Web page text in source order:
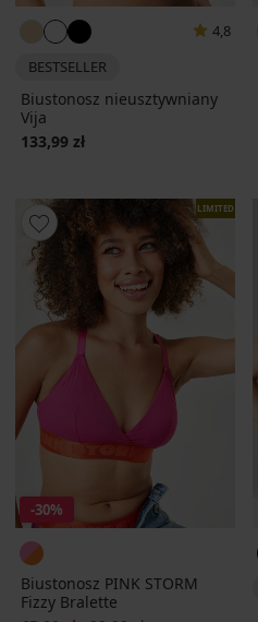
4,8
BESTSELLER
Biustonosz nieusztywniany
Vija
133,99 zł
LIMITED
-30%
Biustonosz PINK STORM
Fizzy Bralette